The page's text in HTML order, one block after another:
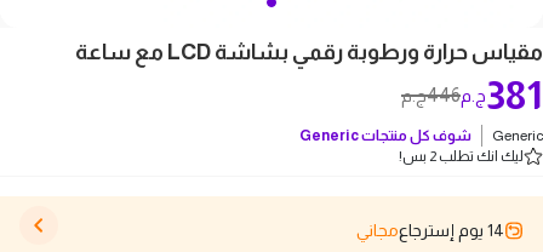
مقياس حرارة ورطوبة رقمي بشاشة LCD مع ساعة
446ج.م 381ج.م
Generic شوف كل منتجاتGeneric
ليك انك تطلب 2 بس!
14 يوم إسترجاع مجاني